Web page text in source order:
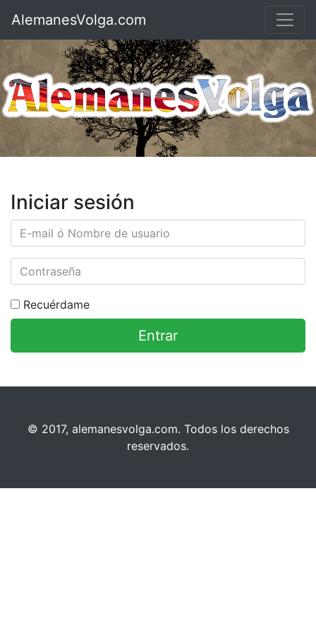
AlemanesVolga.com
Iniciar sesión
Recuérdame
© 2017, alemanesvolga.com. Todos los derechos
reservados.